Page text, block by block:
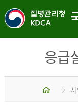
응급
홈